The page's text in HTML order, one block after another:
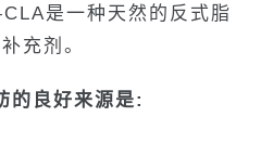
是一种天然的反式脂
充剂。
的良好来源是: